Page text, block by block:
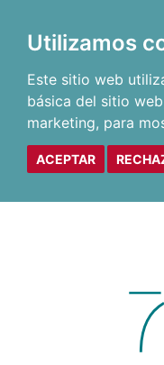
Utilizamos
Este sitio web
básica del sitio web
marketing, para
ACEPTAR